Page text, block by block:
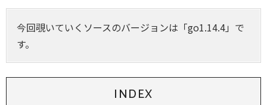
今回覗いていくソースのバージョンは「go1.14.4」で
す。
INDEX